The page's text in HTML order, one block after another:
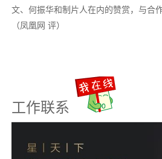
文、何振华和制片人在内的赞赏，与合
（凤凰网 评）
工作联系